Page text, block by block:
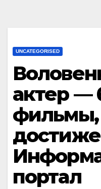
UNCATEGORISED
актер —
фильмы,
портал